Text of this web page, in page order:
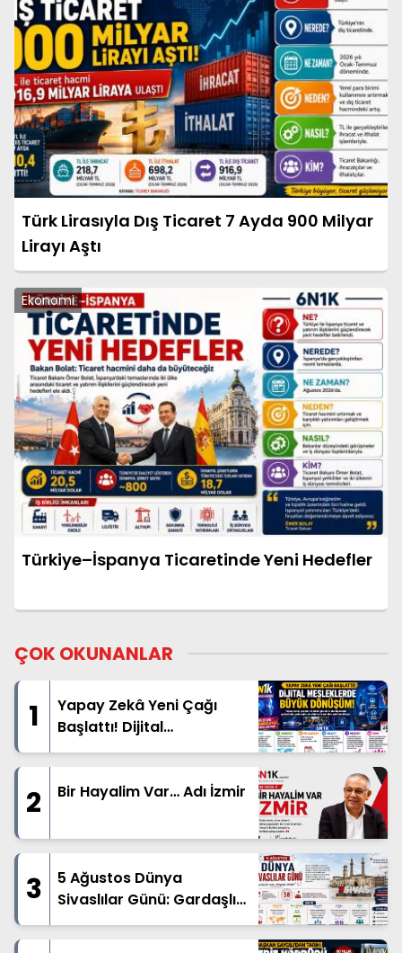
Türk Lirasıyla Dış Ticaret 7 Ayda 900 Milyar
Lirayı Aştı
Ekonomi
Türkiye–İspanya Ticaretinde Yeni Hedefler
ÇOK OKUNANLAR
1
Yapay Zekâ Yeni Çağı
Başlattı! Dijital
Mesleklerde Büyük
2 Bir Hayalim Var… Adı İzmir
3
5 Ağustos Dünya
Sivaslılar Günü: Gardaşlık
Ruhu Dünyanın Dört Bir